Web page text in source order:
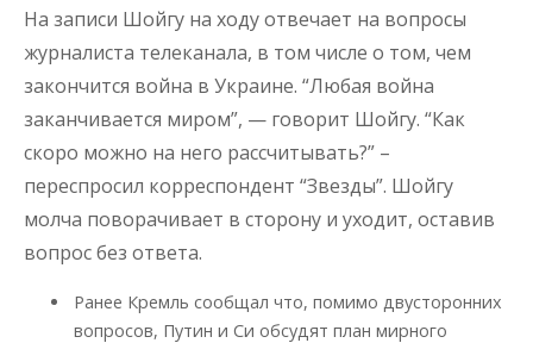
На записи Шойгу на ходу отвечает на вопросы
журналиста телеканала, в том числе о том, чем
закончится война в Украине. “Любая война
заканчивается миром”, — говорит Шойгу. “Как
скоро можно на него рассчитывать?” –
переспросил корреспондент “Звезды”. Шойгу
молча поворачивает в сторону и уходит, оставив
вопрос без ответа.
Ранее Кремль сообщал что, помимо двусторонних
вопросов, Путин и Си обсудят план мирного